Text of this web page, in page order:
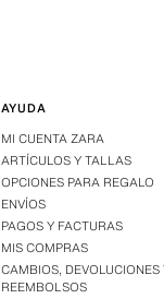
AYUDA
MI CUENTA ZARA
ARTÍCULOS Y TALLAS
OPCIONES PARA REGALO
ENVÍOS
PAGOS Y FACTURAS
MIS COMPRAS
CAMBIOS, DEVOLUCIONES
REEMBOLSOS